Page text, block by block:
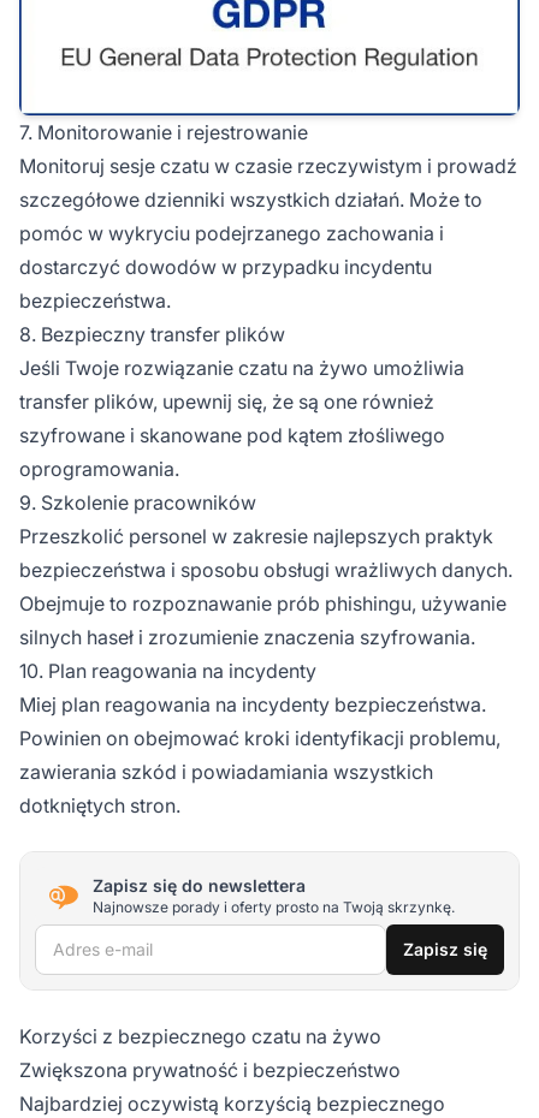
7. Monitorowanie i rejestrowanie
Monitoruj sesje czatu w czasie rzeczywistym i prowadź
szczegółowe dzienniki wszystkich działań. Może to
pomóc w wykryciu podejrzanego zachowania i
dostarczyć dowodów w przypadku incydentu
bezpieczeństwa.
8. Bezpieczny transfer plików
Jeśli Twoje rozwiązanie czatu na żywo umożliwia
transfer plików, upewnij się, że są one również
szyfrowane i skanowane pod kątem złośliwego
oprogramowania.
9. Szkolenie pracowników
Przeszkolić personel w zakresie najlepszych praktyk
bezpieczeństwa i sposobu obsługi wrażliwych danych.
Obejmuje to rozpoznawanie prób phishingu, używanie
silnych haseł i zrozumienie znaczenia szyfrowania.
10. Plan reagowania na incydenty
Miej plan reagowania na incydenty bezpieczeństwa.
Powinien on obejmować kroki identyfikacji problemu,
zawierania szkód i powiadamiania wszystkich
dotkniętych stron.
Zapisz się do newslettera
Najnowsze porady i oferty prosto na Twoją skrzynkę.
Adres e-mail Zapisz się
Korzyści z bezpiecznego czatu na żywo
Zwiększona prywatność i bezpieczeństwo
Najbardziej oczywistą korzyścią bezpiecznego